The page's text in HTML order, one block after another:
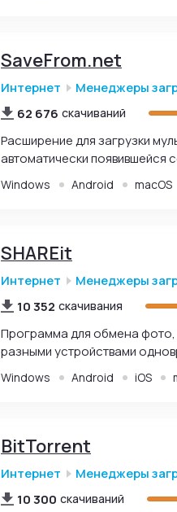
SaveFrom.net
Интернет
Менеджеры
62 676 скачиваний
Расширение для загрузки
автоматически появившейся
Windows Android macOS
SHAREit
Интернет
Менеджеры
10 352 скачивания
Программа для обмена фото,
разными устройствами
Windows Android iOS
BitTorrent
Интернет
Менеджеры
10 300 скачиваний